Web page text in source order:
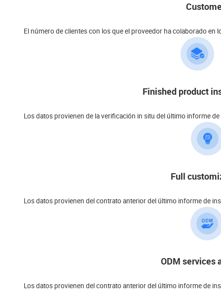
El número de clientes con los que el proveedor ha colaborado
Finished product
Los datos provienen de la verificación in situ del último informe
Full
Los datos provienen del contrato anterior del último informe de
ODM services
Los datos provienen del contrato anterior del último informe de